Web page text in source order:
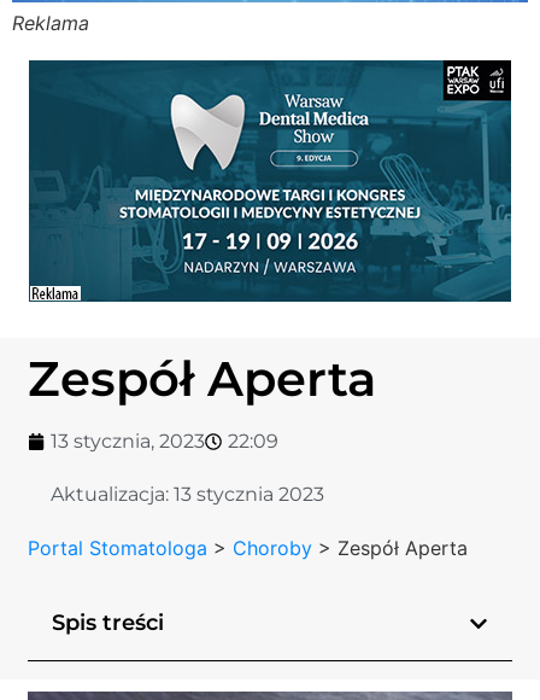
Reklama
Zespół Aperta
13 stycznia, 2023 22:09
Aktualizacja:13 stycznia 2023
Portal Stomatologa > Choroby > Zespół Aperta
Spis treści